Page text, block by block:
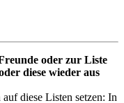
oder zur Liste
diese wieder aus
diese Listen setzen: In